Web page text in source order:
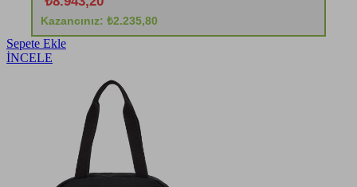
Kazancınız: ₺2.235,80
Sepete Ekle
İNCELE